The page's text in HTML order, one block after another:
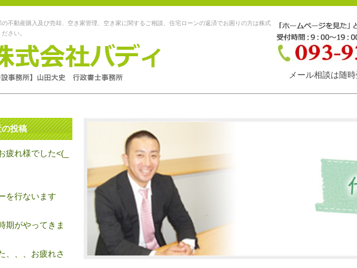
不動産購入及び売却、空き家管理、空き家に関するご相談、住宅ローンの返済でお困りの方は株式
さい。
メール相談は随
投稿
疲れ様でした<(_
を行ないます
期がやってきま
、、、お疲れさ